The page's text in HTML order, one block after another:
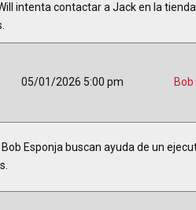
intenta contactar a Jack en la
05/01/2026 5:00 pm
Bob Esponja buscan ayuda de un